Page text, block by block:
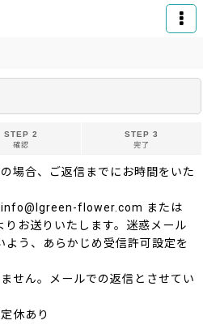
STEP 2
確認
STEP 3
完了
場合、ご返信までにお時間をいた
info@lgreen-flower.com または
お送りいたします。迷惑メール
よう、あらかじめ受信許可設定を
せん。メールでの返信とさせてい
休あり